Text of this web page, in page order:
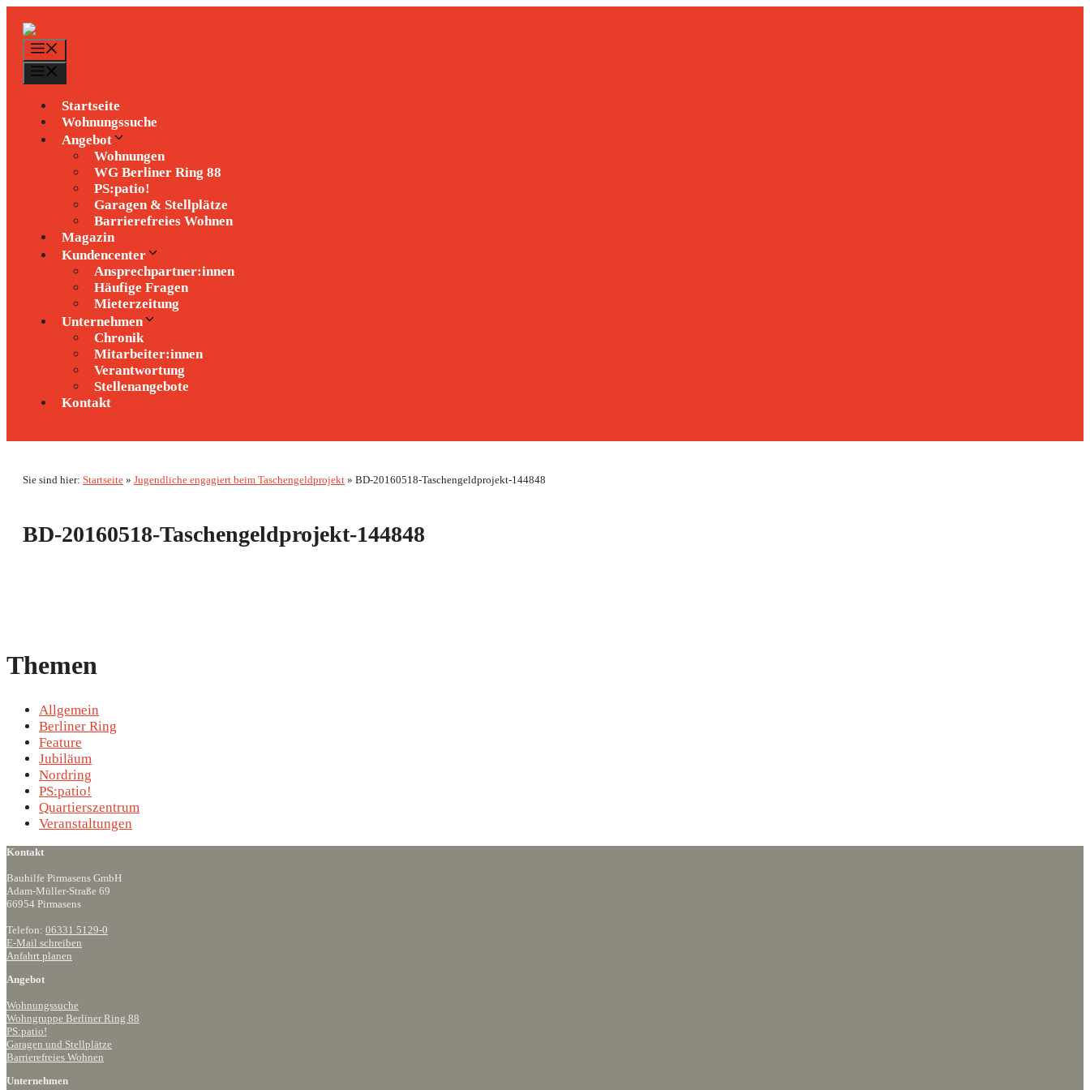
Inhalt
springen
Startseite
Wohnungssuche
Angebot
Wohnungen
WG Berliner Ring 88
PS:patio!
Garagen & Stellplätze
Barrierefreies Wohnen
Magazin
Kundencenter
Ansprechpartner:innen
Häufige Fragen
Mieterzeitung
Unternehmen
Chronik
Mitarbeiter:innen
Verantwortung
Stellenangebote
Kontakt
Sie sind hier: Startseite » Jugendliche engagiert beim Taschengeldprojekt » BD-20160518-Taschengeldprojekt-144848
BD-20160518-Taschengeldprojekt-144848
Themen
Allgemein
Berliner Ring
Feature
Jubiläum
Nordring
PS:patio!
Quartierszentrum
Veranstaltungen
Kontakt
Bauhilfe Pirmasens GmbH
Adam-Müller-Straße 69
66954 Pirmasens
Telefon: 06331 5129-0
E-Mail schreiben
Anfahrt planen
Angebot
Wohnungssuche
Wohngruppe Berliner Ring 88
PS:patio!
Garagen und Stellplätze
Barrierefreies Wohnen
Unternehmen